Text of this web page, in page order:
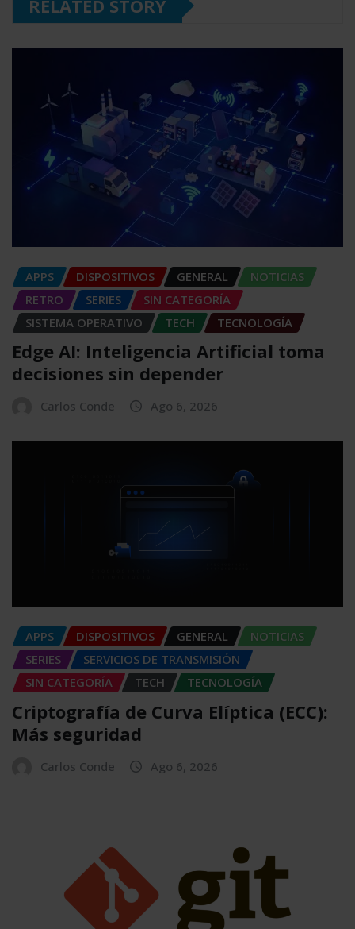
RELATED STORY
APPS DISPOSITIVOS GENERAL
NOTICIAS
RETRO
SERIES
SIN CATEGORÍA
SISTEMA OPERATIVO
TECH TECNOLOGÍA
Edge AI: Inteligencia Artificial toma
decisiones sin depender
Carlos Conde Ago 6, 2026
APPS DISPOSITIVOS GENERAL
NOTICIAS
SERIES
SERVICIOS DE TRANSMISIÓN
SIN CATEGORÍA
TECH TECNOLOGÍA
Criptografía de Curva Elíptica (ECC):
Más seguridad
Carlos Conde Ago 6, 2026